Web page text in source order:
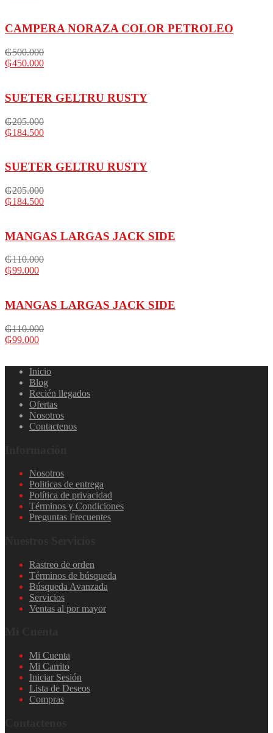
CAMPERA NORAZA COLOR PETROLEO
₲500.000
₲450.000
SUETER GELTRU RUSTY
₲205.000
₲184.500
SUETER GELTRU RUSTY
₲205.000
₲184.500
MANGAS LARGAS JACK SIDE
₲110.000
₲99.000
MANGAS LARGAS JACK SIDE
₲110.000
₲99.000
Inicio
Blog
Recién llegados
Ofertas
Nosotros
Contactenos
Nosotros
Politicas de entrega
Política de privacidad
Términos y Condiciones
Preguntas Frecuentes
Rastreo de orden
Términos de búsqueda
Búsqueda Avanzada
Servicios
Ventas al por mayor
Mi Cuenta
Mi Carrito
Iniciar Sesión
Lista de Deseos
Compras